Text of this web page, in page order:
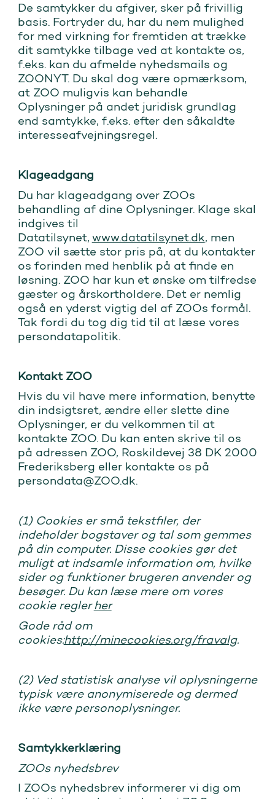
De samtykker du afgiver, sker på frivillig
basis. Fortryder du, har du nem mulighed
for med virkning for fremtiden at trække
dit samtykke tilbage ved at kontakte os,
f.eks. kan du afmelde nyhedsmails og
ZOONYT. Du skal dog være opmærksom,
at ZOO muligvis kan behandle
Oplysninger på andet juridisk grundlag
end samtykke, f.eks. efter den såkaldte
interesseafvejningsregel.
Klageadgang
Du har klageadgang over ZOOs
behandling af dine Oplysninger. Klage skal
indgives til
Datatilsynet, www.datatilsynet.dk, men
ZOO vil sætte stor pris på, at du kontakter
os forinden med henblik på at finde en
løsning. ZOO har kun et ønske om tilfredse
gæster og årskortholdere. Det er nemlig
også en yderst vigtig del af ZOOs formål.
Tak fordi du tog dig tid til at læse vores
persondatapolitik.
Kontakt ZOO
Hvis du vil have mere information, benytte
din indsigtsret, ændre eller slette dine
Oplysninger, er du velkommen til at
kontakte ZOO. Du kan enten skrive til os
på adressen ZOO, Roskildevej 38 DK 2000
Frederiksberg eller kontakte os på
persondata@ZOO.dk.
(1) Cookies er små tekstfiler, der
indeholder bogstaver og tal som gemmes
på din computer. Disse cookies gør det
muligt at indsamle information om, hvilke
sider og funktioner brugeren anvender og
besøger. Du kan læse mere om vores
cookie reglerher
Gode råd om
cookies:http://minecookies.org/fravalg.
(2) Ved statistisk analyse vil oplysningerne
typisk være anonymiserede og dermed
ikke være personoplysninger.
Samtykkerklæring
ZOOs nyhedsbrev
I ZOOs nyhedsbrev informerer vi dig om